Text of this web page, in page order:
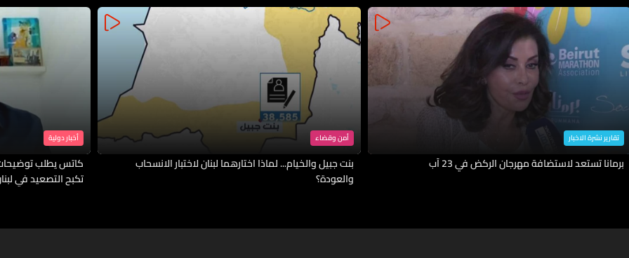
تقارير نشرة الاخبار
برمانا تستعد لاستضافة مهرجان الركض في 23 آب
أمن وقضاء
بنت جبيل والخيام... لماذا اختارهما لبنان لاختبار الانسحاب
والعودة؟
أخبار دولية
كاتس يطلب
تكبح التصعيد في